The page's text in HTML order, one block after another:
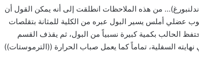
من هذه الملاحظات انطلقت إلى أنه يمكن القول أن
عضلي أملس يسير البول عبره من الكلية للمثانة بتقلصات
الحالب بكمية كبيرة نسبياً من البول، ثم يقذف القسم
السفلية، تماماً كما يعمل صباب الحرارة ((الترموستات))